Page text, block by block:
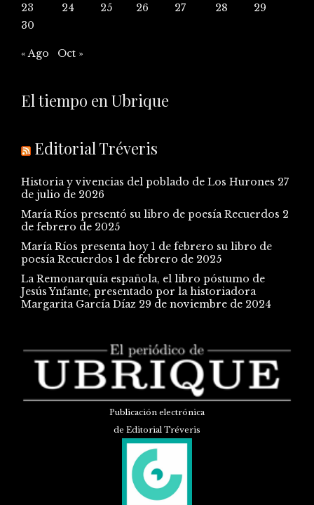
23
24 25 26 27 28
29
30
« Ago Oct »
El tiempo en Ubrique
Editorial Tréveris
Historia y vivencias del poblado de Los Hurones 27
de julio de 2026
María Ríos presentó su libro de poesía Recuerdos 2
de febrero de 2025
María Ríos presenta hoy 1 de febrero su libro de
poesía Recuerdos 1 de febrero de 2025
La Remonarquía española, el libro póstumo de
Jesús Ynfante, presentado por la historiadora
Margarita García Díaz 29 de noviembre de 2024
Publicación electrónica
de Editorial Tréveris